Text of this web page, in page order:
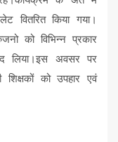
किया गया।
को विभिन्न प्रकार
लिया।इस अवसर पर
शिक्षकों को उपहार एवं